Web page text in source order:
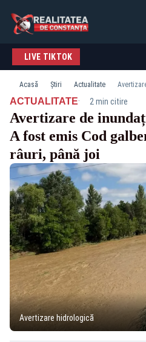
LIVE TIKTOK
Acasă Știri Actualitate
ACTUALITATE· 2 min citire
Avertizare de
A fost emis Cod
râuri, până joi
Avertizare hidrologică